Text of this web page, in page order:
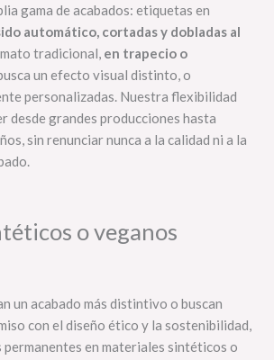
gama de acabados: etiquetas en
automático, cortadas y dobladas al
tradicional, en trapecio o
un efecto visual distinto, o
personalizadas. Nuestra flexibilidad
desde grandes producciones hasta
sin renunciar nunca a la calidad ni a la
o veganos
un acabado más distintivo o buscan
con el diseño ético y la sostenibilidad,
en materiales sintéticos o